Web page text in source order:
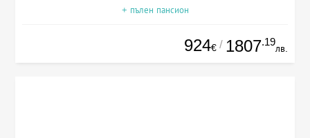
+ пълен пансион
924€ / 1807.19
лв.